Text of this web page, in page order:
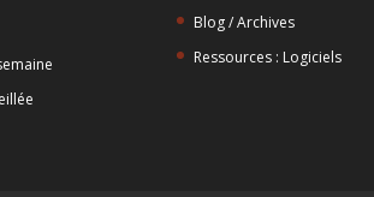
Blog / Archives
Ressources : Logiciels